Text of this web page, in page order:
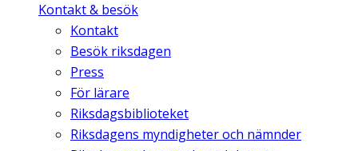
Kontakt & besök
Kontakt
Besök riksdagen
Press
För lärare
Riksdagsbiblioteket
Riksdagens myndigheter och nämnder